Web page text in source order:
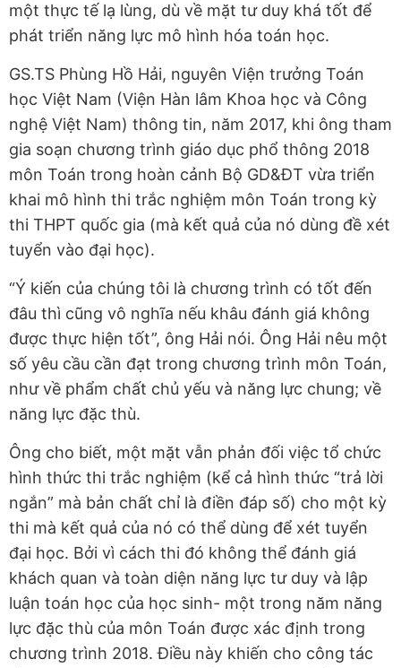
một thực tế lạ lùng, dù về mặt tư duy khá tốt để
phát triển năng lực mô hình hóa toán học.
GS.TS Phùng Hồ Hải, nguyên Viện trưởng Toán
học Việt Nam (Viện Hàn lâm Khoa học và Công
nghệ Việt Nam) thông tin, năm 2017, khi ông tham
gia soạn chương trình giáo dục phổ thông 2018
môn Toán trong hoàn cảnh Bộ GD&ĐT vừa triển
khai mô hình thi trắc nghiệm môn Toán trong kỳ
thi THPT quốc gia (mà kết quả của nó dùng đề xét
tuyển vào đại học).
“Ý kiến của chúng tôi là chương trình có tốt đến
đâu thì cũng vô nghĩa nếu khâu đánh giá không
được thực hiện tốt”, ông Hải nói. Ông Hải nêu một
số yêu cầu cần đạt trong chương trình môn Toán,
như về phẩm chất chủ yếu và năng lực chung; về
năng lực đặc thù.
Ông cho biết, một mặt vẫn phản đối việc tổ chức
hình thức thi trắc nghiệm (kể cả hình thức “trả lời
ngắn” mà bản chất chỉ là điền đáp số) cho một kỳ
thi mà kết quả của nó có thể dùng để xét tuyển
đại học. Bởi vì cách thi đó không thể đánh giá
khách quan và toàn diện năng lực tư duy và lập
luận toán học của học sinh- một trong năm năng
lực đặc thù của môn Toán được xác định trong
chương trình 2018. Điều này khiến cho công tác